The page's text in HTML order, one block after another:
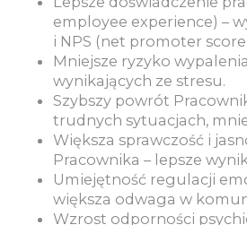
employee experience) –
i NPS (net promoter
Mniejsze ryzyko
wynikających ze stresu.
Szybszy powrót
trudnych sytuacjach,
Większa sprawczość i
Pracownika – lepsze
Umiejętność regulacji
większa odwaga w
Wzrost odporności